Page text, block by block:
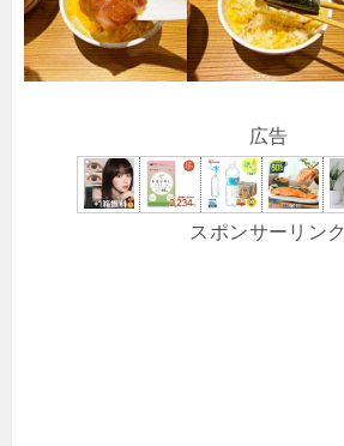
広告
スポンサーリンク